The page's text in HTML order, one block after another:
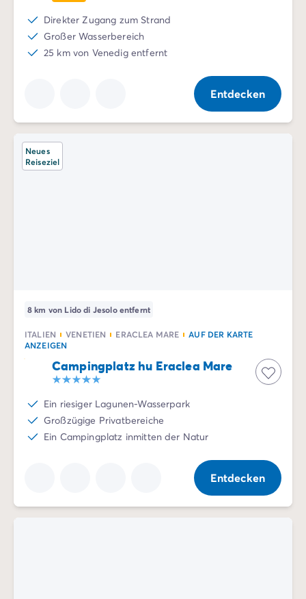
Direkter Zugang zum Strand
Großer Wasserbereich
25 km von Venedig entfernt
Entdecken
Neues
Reiseziel
8 km von Lido di Jesolo entfernt
ITALIEN VENETIEN ERACLEA MARE
AUF DER KARTE
ANZEIGEN
Campingplatz hu Eraclea Mare
Ein riesiger Lagunen-Wasserpark
Großzügige Privatbereiche
Ein Campingplatz inmitten der Natur
Entdecken